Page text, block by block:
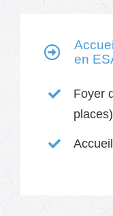
en
Foyer
places)